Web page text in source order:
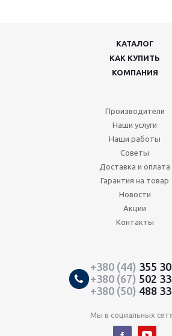
КАТАЛОГ
КАК КУПИТЬ
КОМПАНИЯ
Производители
Наши услуги
Наши работы
Советы
Доставка и оплата
Гарантия на товар
Новости
Акции
Контакты
+380 (44) 355
+380 (67) 502
+380 (50) 488
Мы в социальных